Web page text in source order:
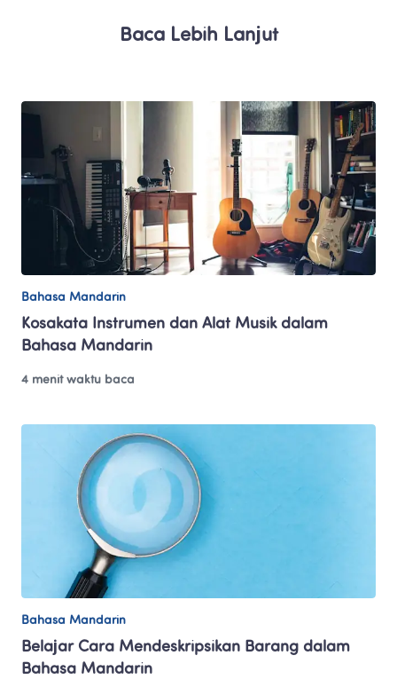
Baca Lebih Lanjut
Bahasa Mandarin
Kosakata Instrumen dan Alat Musik dalam
Bahasa Mandarin
4 menit waktu baca
Bahasa Mandarin
Belajar Cara Mendeskripsikan Barang dalam
Bahasa Mandarin